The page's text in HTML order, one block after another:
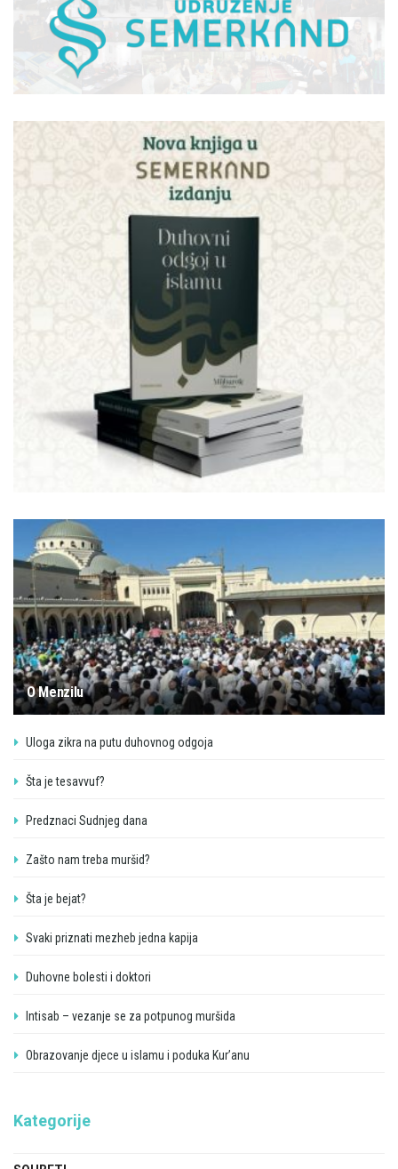
O Menzilu
Uloga zikra na putu duhovnog odgoja
Šta je tesavvuf?
Predznaci Sudnjeg dana
Zašto nam treba muršid?
Šta je bejat?
Svaki priznati mezheb jedna kapija
Duhovne bolesti i doktori
Intisab – vezanje se za potpunog muršida
Obrazovanje djece u islamu i poduka Kur’anu
Kategorije